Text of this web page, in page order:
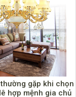
gặp khi chọn
hợp mệnh gia chủ